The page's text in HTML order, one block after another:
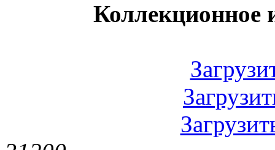
Коллекционное